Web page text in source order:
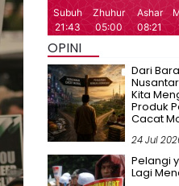
OPINI
Dari
Kita
Produk
Cacat
24 Jul
Pelangi
Lagi